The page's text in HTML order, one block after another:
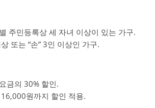
주민등록상 세 자녀 이상이 있는 가구.
상 또는 “손” 3인 이상인 가구.
금의 30% 할인.
원까지 할인 적용.